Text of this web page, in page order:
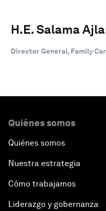
H.E. Salama
Director General, Family
Quiénes somos
Quiénes somos
Nuestra estrategia
Cómo trabajamos
Liderazgo y gobernanza